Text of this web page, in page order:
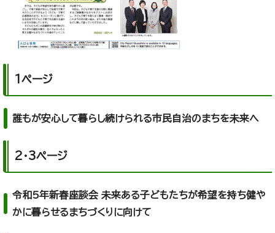
1ページ
誰もが安心して暮らし続けられる市民自治のまちを未来へ
2・3ページ
令和5年新春座談会 未来ある子どもたちが希望を持ち健や
かに暮らせるまちづくりに向けて